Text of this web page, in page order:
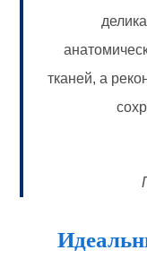
тканей, а